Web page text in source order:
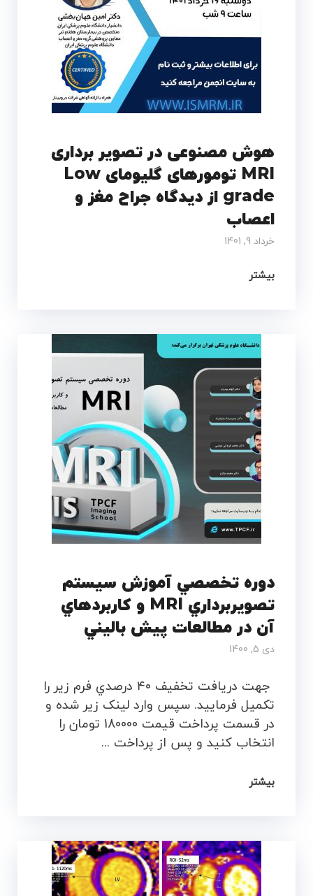
هوش مصنوعی در تصویر برداری
MRI تومورهای گلیومای Low
grade از دیدگاه جراح مغز و
اعصاب
خرداد 9, 1401
بیشتر
دوره تخصصي آموزش سيستم
تصويربرداري MRI و کاربردهاي
آن در مطالعات پيش باليني
دی 5, 1400
جهت دريافت تخفيف ۴۰ درصدي فرم زير را
تکميل فرماييد. سپس وارد لينک زير شده و
در قسمت پرداخت قيمت 180000 تومان را
انتخاب کنيد و پس از پرداخت ...
بیشتر